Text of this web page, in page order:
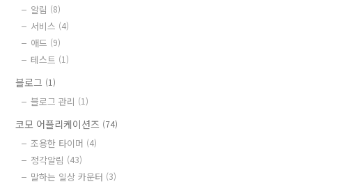
알림 (8)
서비스 (4)
애드 (9)
테스트 (1)
블로그 (1)
블로그 관리 (1)
코모 어플리케이션즈 (74)
조용한 타이머 (4)
정각알림 (43)
말하는 일상 카운터 (3)